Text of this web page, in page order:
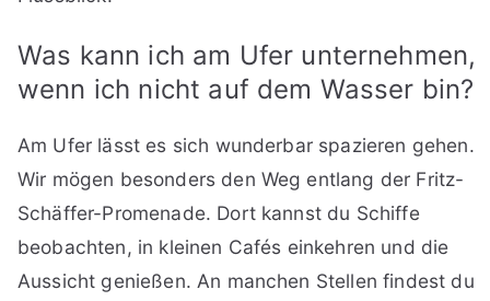
Was kann ich am Ufer unternehmen,
wenn ich nicht auf dem Wasser bin?
Am Ufer lässt es sich wunderbar spazieren gehen.
Wir mögen besonders den Weg entlang der Fritz-
Schäffer-Promenade. Dort kannst du Schiffe
beobachten, in kleinen Cafés einkehren und die
Aussicht genießen. An manchen Stellen findest du